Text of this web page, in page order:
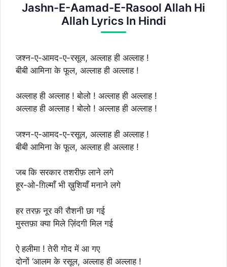
Jashn-E-Aamad-E-Rasool Allah Hi
Allah Lyrics In Hindi
जश्न-ए-आमद-ए-रसूल, अल्लाह ही अल्लाह !
बीबी आमिना के फूल, अल्लाह ही अल्लाह !
अल्लाह ही अल्लाह ! बोलो ! अल्लाह ही अल्लाह !
अल्लाह ही अल्लाह ! बोलो ! अल्लाह ही अल्लाह !
जश्न-ए-आमद-ए-रसूल, अल्लाह ही अल्लाह !
बीबी आमिना के फूल, अल्लाह ही अल्लाह !
जब कि सरकार तशरीफ़ लाने लगे
हूर-ओ-ग़िल्माँ भी ख़ुशियाँ मनाने लगे
हर तरफ़ नूर की रौशनी छा गई
मुस्तफ़ा क्या मिले ज़िंदगी मिल गई
ऐ हलीमा ! तेरी गोद में आ गए
दोनों ‘आलम के रसूल, अल्लाह ही अल्लाह !